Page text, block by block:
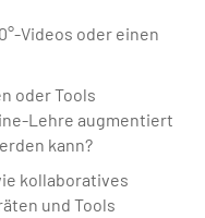
Videos oder einen
oder Tools
Lehre augmentiert
kann?
kollaboratives
und Tools